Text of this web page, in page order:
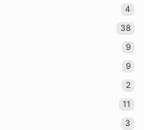
4
38
9
9
2
11
3